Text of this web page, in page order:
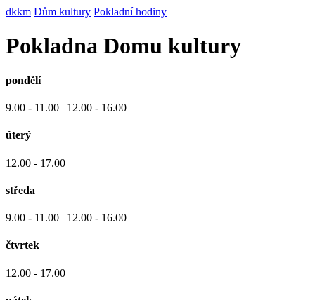
dkkm Dům kultury Pokladní hodiny
Pokladna Domu kultury
pondělí
9.00 - 11.00 | 12.00 - 16.00
úterý
12.00 - 17.00
středa
9.00 - 11.00 | 12.00 - 16.00
čtvrtek
12.00 - 17.00